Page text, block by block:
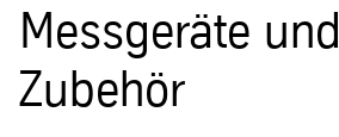
Messgeräte und
Zubehör